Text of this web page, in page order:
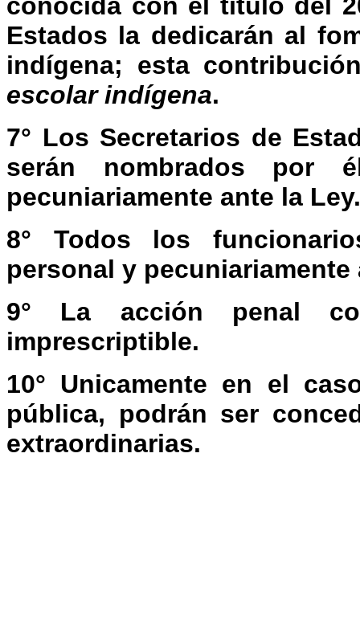
Estados la dedicarán al
indígena; esta
escolar indígena.
7° Los Secretarios de
serán nombrados por
pecuniariamente ante la Ley.
8° Todos los
personal y pecuniariamente
9° La acción penal
imprescriptible.
10° Unicamente en el
pública, podrán ser
extraordinarias.